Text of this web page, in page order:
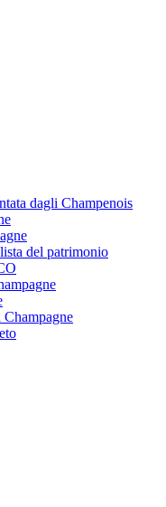
dagli Champenois
del patrimonio